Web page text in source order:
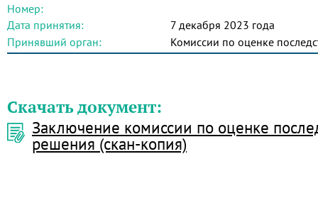
Номер:
Дата принятия:
7 декабря 2023 года
Принявший орган:
Комиссии по оценке
Скачать документ:
Заключение комиссии по оценке
решения (скан-копия)